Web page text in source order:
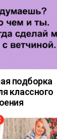
подборка
классного